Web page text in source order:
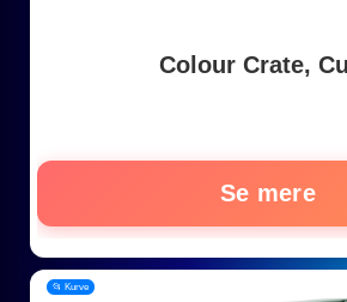
Colour Crate,
Se mere
📂 Kurve